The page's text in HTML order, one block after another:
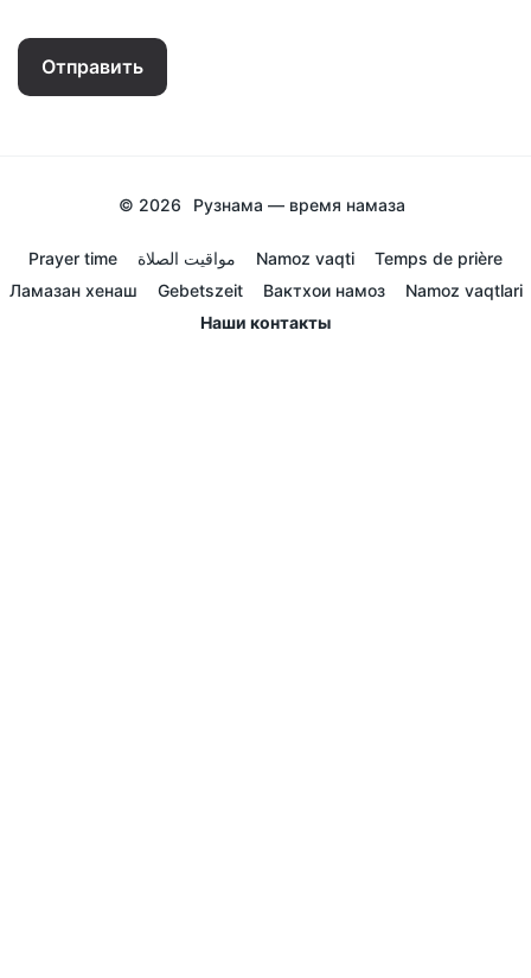
Отправить
© 2026 Рузнама — время намаза
Prayer time مواقيت الصلاة Namoz vaqti
Temps de prière
Ламазан хенаш
Gebetszeit Вактхои намоз
Namoz vaqtlari
Наши контакты